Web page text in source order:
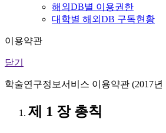
해외DB별 이용권한
대학별 해외DB 구독현황
이용약관
닫기
학술연구정보서비스 이용약관 (2017
제 1 장 총칙